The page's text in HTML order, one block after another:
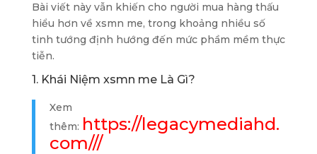
Bài viết này vẫn khiến cho người mua hàng thấu
hiểu hơn về xsmn me, trong khoảng nhiều số
tinh tướng định hướng đến mức phầm mềm thực
tiễn.
1. Khái Niệm xsmn me Là Gì?
Xem
thêm: https://legacymediahd.
com///